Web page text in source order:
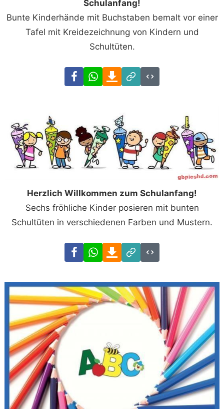
Schulanfang!
Bunte Kinderhände mit Buchstaben bemalt vor einer
Tafel mit Kreidezeichnung von Kindern und
Schultüten.
FacebookWhatsAppDownload
Link
Code
Herzlich Willkommen zum Schulanfang!
Sechs fröhliche Kinder posieren mit bunten
Schultüten in verschiedenen Farben und Mustern.
FacebookWhatsAppDownload
Link
Code